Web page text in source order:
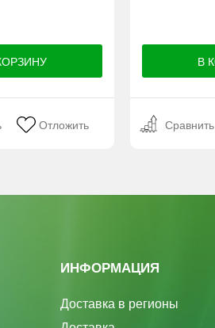
Отложить Сравнить
ИНФОРМАЦИЯ
Доставка в регионы